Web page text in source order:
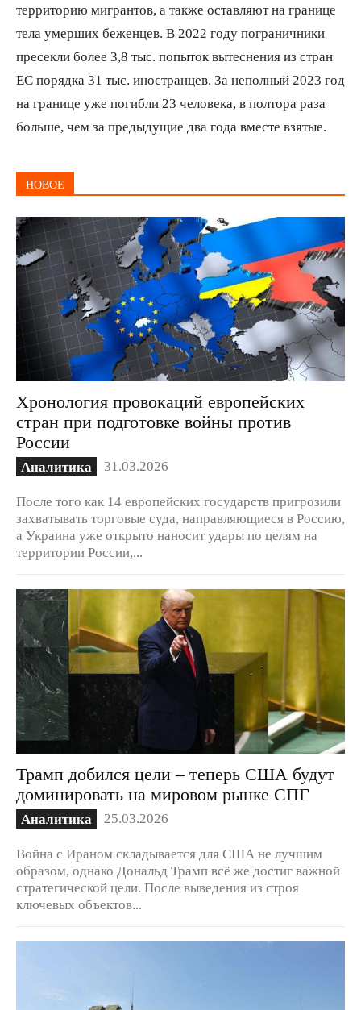
территорию мигрантов, а также оставляют на границе
тела умерших беженцев. В 2022 году пограничники
пресекли более 3,8 тыс. попыток вытеснения из стран
ЕС порядка 31 тыс. иностранцев. За неполный 2023 год
на границе уже погибли 23 человека, в полтора раза
больше, чем за предыдущие два года вместе взятые.
НОВОЕ
Хронология провокаций европейских
стран при подготовке войны против
России
Аналитика 31.03.2026
После того как 14 европейских государств пригрозили
захватывать торговые суда, направляющиеся в Россию,
а Украина уже открыто наносит удары по целям на
территории России,...
Трамп добился цели – теперь США будут
доминировать на мировом рынке СПГ
Аналитика 25.03.2026
Война с Ираном складывается для США не лучшим
образом, однако Дональд Трамп всё же достиг важной
стратегической цели. После выведения из строя
ключевых объектов...